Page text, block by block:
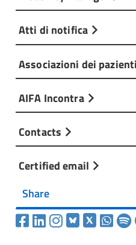
Atti di notifica
Associazioni dei pazienti
AIFA Incontra
Contacts
Certified email
Share